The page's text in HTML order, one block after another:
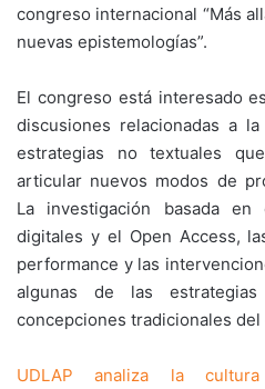
congreso internacional “Más
nuevas epistemologías”.
El congreso está interesado
discusiones relacionadas a
estrategias no textuales
articular nuevos modos de
La investigación basada
digitales y el Open Access,
performance y las
algunas de las
concepciones tradicionales
UDLAP analiza la